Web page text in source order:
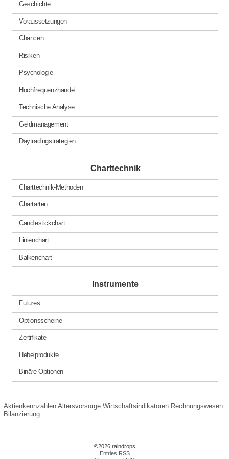
Geschichte
Voraussetzungen
Chancen
Risiken
Psychologie
Hochfrequenzhandel
Technische Analyse
Geldmanagement
Daytradingstrategien
Charttechnik
Charttechnik-Methoden
Chartarten
Candlestickchart
Linienchart
Balkenchart
Instrumente
Futures
Optionsscheine
Zertifikate
Hebelprodukte
Binäre Optionen
Aktienkennzahlen Altersvorsorge Wirtschaftsindikatoren Rechnungswesen
Bilanzierung
©2026 raindrops
Entries RSS